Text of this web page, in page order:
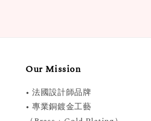
Our Mission
• 法國設計師品牌
• 專業銅鍍金工藝